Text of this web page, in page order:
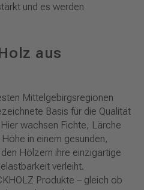
und es werden
aus
Mittelgebirgsregionen
Basis für die Qualität
wachsen Fichte, Lärche
in einem gesunden,
Hölzern ihre einzigartige
verleiht.
Produkte – gleich ob